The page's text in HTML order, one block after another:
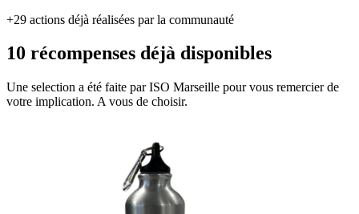
+29 actions déjà réalisées par la communauté
10 récompenses déjà disponibles
Une selection a été faite par ISO Marseille pour vous remercier de
votre implication. A vous de choisir.